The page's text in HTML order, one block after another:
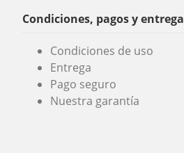
Condiciones, pagos y entrega
Condiciones de uso
Entrega
Pago seguro
Nuestra garantía